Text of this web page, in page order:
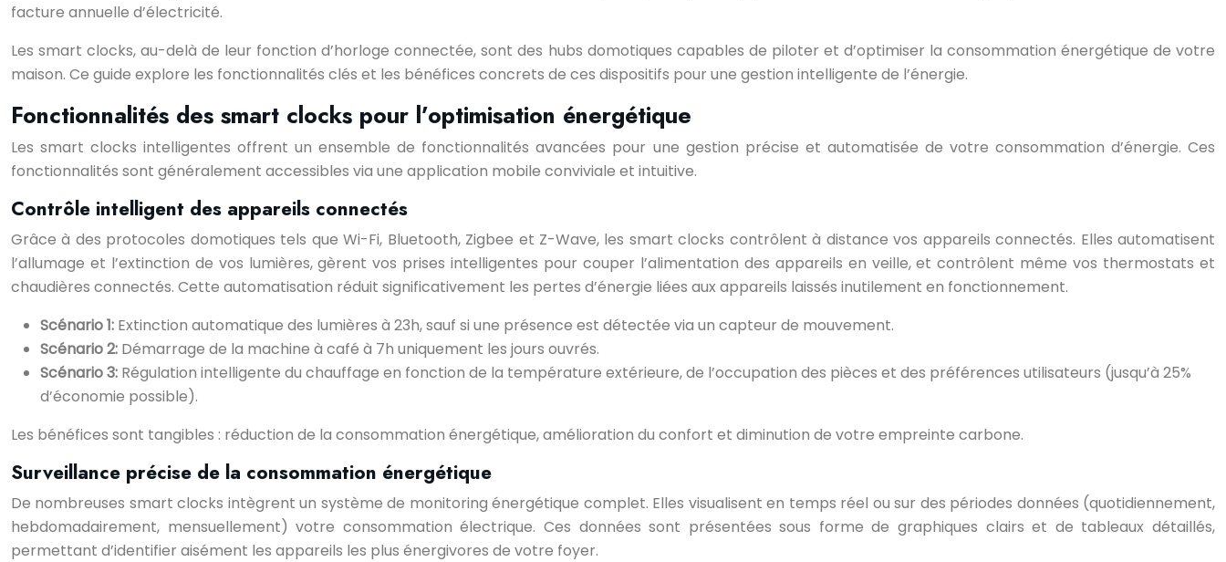
facture annuelle d’électricité.
Les smart clocks, au-delà de leur fonction d’horloge connectée, sont des hubs domotiques capables de piloter et d’optimiser la consommation énergétique de votre
maison. Ce guide explore les fonctionnalités clés et les bénéfices concrets de ces dispositifs pour une gestion intelligente de l’énergie.
Fonctionnalités des smart clocks pour l’optimisation énergétique
Les smart clocks intelligentes offrent un ensemble de fonctionnalités avancées pour une gestion précise et automatisée de votre consommation d’énergie. Ces
fonctionnalités sont généralement accessibles via une application mobile conviviale et intuitive.
Contrôle intelligent des appareils connectés
Grâce à des protocoles domotiques tels que Wi-Fi, Bluetooth, Zigbee et Z-Wave, les smart clocks contrôlent à distance vos appareils connectés. Elles automatisent
l’allumage et l’extinction de vos lumières, gèrent vos prises intelligentes pour couper l’alimentation des appareils en veille, et contrôlent même vos thermostats et
chaudières connectés. Cette automatisation réduit significativement les pertes d’énergie liées aux appareils laissés inutilement en fonctionnement.
Scénario 1: Extinction automatique des lumières à 23h, sauf si une présence est détectée via un capteur de mouvement.
Scénario 2: Démarrage de la machine à café à 7h uniquement les jours ouvrés.
Scénario 3: Régulation intelligente du chauffage en fonction de la température extérieure, de l’occupation des pièces et des préférences utilisateurs (jusqu’à 25%
d’économie possible).
Les bénéfices sont tangibles : réduction de la consommation énergétique, amélioration du confort et diminution de votre empreinte carbone.
Surveillance précise de la consommation énergétique
De nombreuses smart clocks intègrent un système de monitoring énergétique complet. Elles visualisent en temps réel ou sur des périodes données (quotidiennement,
hebdomadairement, mensuellement) votre consommation électrique. Ces données sont présentées sous forme de graphiques clairs et de tableaux détaillés,
permettant d’identifier aisément les appareils les plus énergivores de votre foyer.